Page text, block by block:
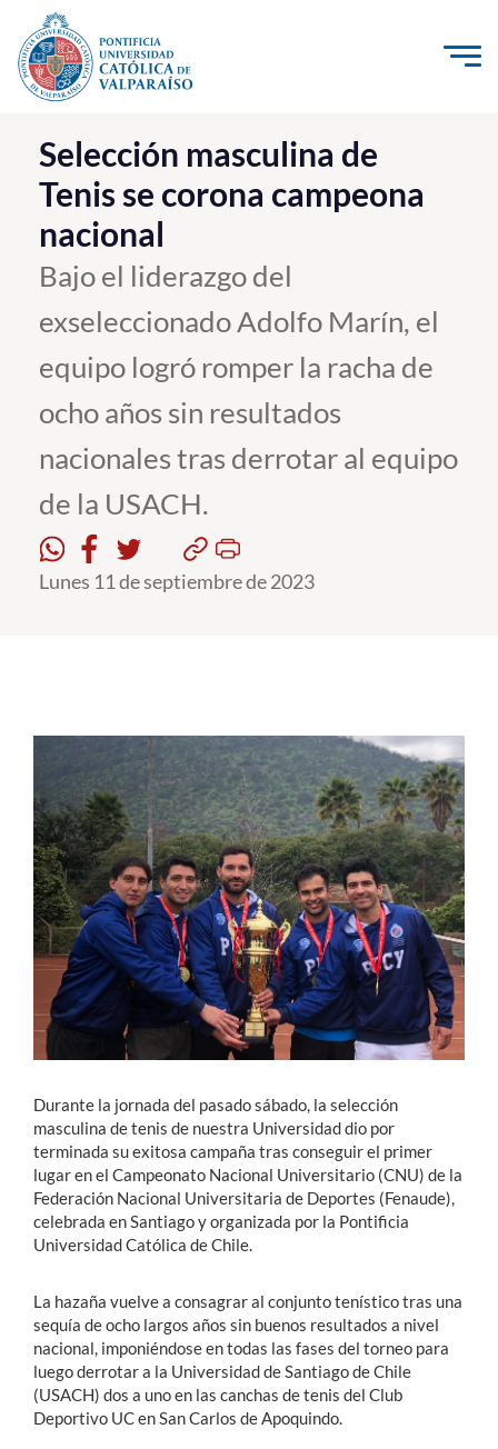
Click acá para ir directamente al contenido
La Universidad
Investigación, Creación e Innovación
PUCV Internacional
Vinculación con el Medio
Admisión
Pregrado
Estudiantes
English
Selección masculina de
Tenis se corona campeona
nacional
Bajo el liderazgo del
exseleccionado Adolfo Marín, el
equipo logró romper la racha de
ocho años sin resultados
nacionales tras derrotar al equipo
de la USACH.
Lunes 11 de septiembre de 2023
Durante la jornada del pasado sábado, la selección
masculina de tenis de nuestra Universidad dio por
terminada su exitosa campaña tras conseguir el primer
lugar en el Campeonato Nacional Universitario (CNU) de la
Federación Nacional Universitaria de Deportes (Fenaude),
celebrada en Santiago y organizada por la Pontificia
Universidad Católica de Chile.
La hazaña vuelve a consagrar al conjunto tenístico tras una
sequía de ocho largos años sin buenos resultados a nivel
nacional, imponiéndose en todas las fases del torneo para
luego derrotar a la Universidad de Santiago de Chile
(USACH) dos a uno en las canchas de tenis del Club
Deportivo UC en San Carlos de Apoquindo.